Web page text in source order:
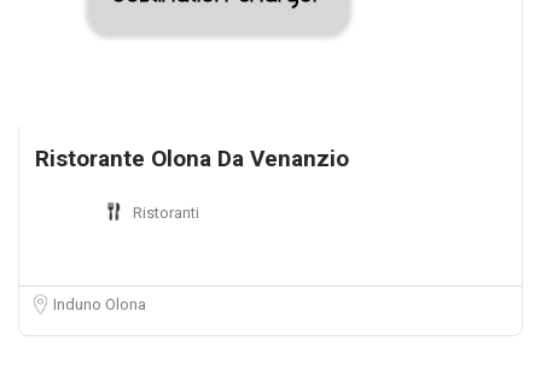
Ristorante Olona Da Venanzio
Ristoranti
Induno Olona